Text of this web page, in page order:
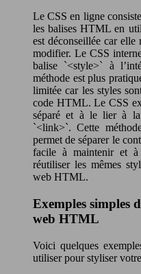
Le CSS en ligne
les balises HTML en
est déconseillée car
modifier. Le CSS
balise `<style>` à
méthode est plus
limitée car les styles
code HTML. Le CSS
séparé et à le lier à
`<link>`. Cette
permet de séparer le
facile à maintenir et
réutiliser les mêmes
web HTML.
Exemples simples
web HTML
Voici quelques
utiliser pour styliser